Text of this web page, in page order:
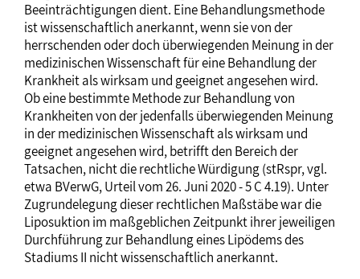
Beeinträchtigungen dient. Eine Behandlungsmethode
ist wissenschaftlich anerkannt, wenn sie von der
herrschenden oder doch überwiegenden Meinung in der
medizinischen Wissenschaft für eine Behandlung der
Krankheit als wirksam und geeignet angesehen wird.
Ob eine bestimmte Methode zur Behandlung von
Krankheiten von der jedenfalls überwiegenden Meinung
in der medizinischen Wissenschaft als wirksam und
geeignet angesehen wird, betrifft den Bereich der
Tatsachen, nicht die rechtliche Würdigung (stRspr, vgl.
etwa BVerwG, Urteil vom 26. Juni 2020 - 5 C 4.19). Unter
Zugrundelegung dieser rechtlichen Maßstäbe war die
Liposuktion im maßgeblichen Zeitpunkt ihrer jeweiligen
Durchführung zur Behandlung eines Lipödems des
Stadiums II nicht wissenschaftlich anerkannt.